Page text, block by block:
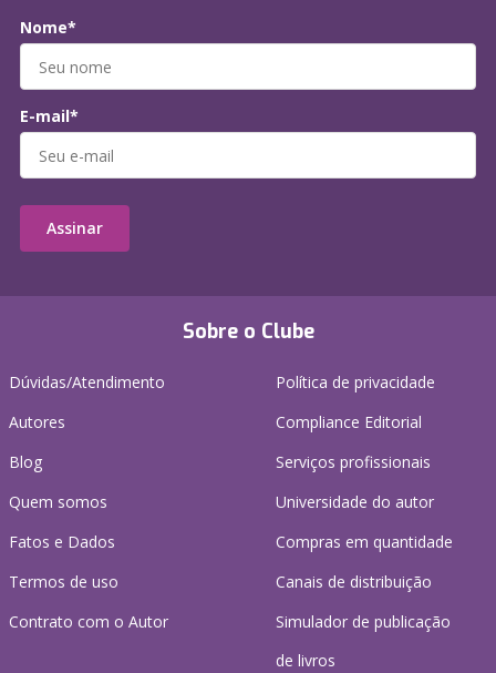
Sobre o Clube
Dúvidas/Atendimento
Autores
Blog
Quem somos
Fatos e Dados
Termos de uso
Contrato com o Autor
Política de privacidade
Compliance Editorial
Serviços profissionais
Universidade do autor
Compras em quantidade
Canais de distribuição
Simulador de publicação
de livros
Nome*
E-mail*
Assinar